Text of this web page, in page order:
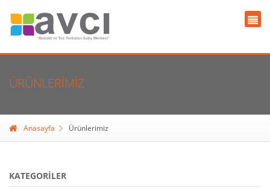
ÜRÜNLERIMIZ
Anasayfa Ürünlerimiz
KATEGORILER